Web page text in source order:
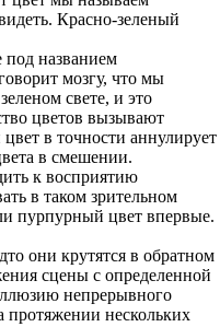
Красно-зеленый
под названием
мозгу, что мы
свете, и это
цветов вызывают
в точности аннулирует
в смешении.
к восприятию
в таком зрительном
пурпурный цвет впервые.
они крутятся в обратном
сцены с определенной
непрерывного
протяжении нескольких